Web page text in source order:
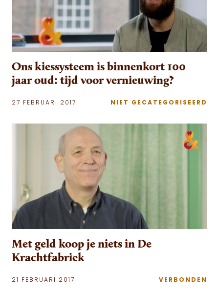
Ons kiessysteem is binnenkort 100
jaar oud: tijd voor vernieuwing?
27 FEBRUARI 2017 NIET GECATEGORISEERD
Met geld koop je niets in De
Krachtfabriek
21 FEBRUARI 2017 VERBONDEN